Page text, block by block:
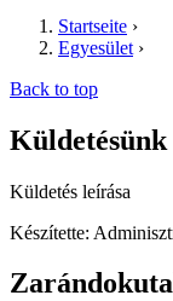
Startseite ›
Egyesület ›
Back to top
Küldetésünk
Küldetés leírása
Készítette: